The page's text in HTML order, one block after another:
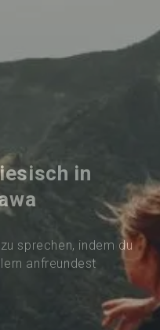
in
sprechen, indem du
anfreundest